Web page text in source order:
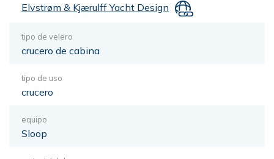
Elvstrøm & Kjærulff Yacht Design
tipo de velero
crucero de cabina
tipo de uso
crucero
equipo
Sloop